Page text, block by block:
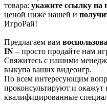
товара: укажите ссылку на
ценой ниже нашей и
ИгроРай!
Предлагаем вам
IN – просто продайте нам
Свяжитесь с нашими
выкупа ваших видеоигр.
По всем интересующим
проконсультируют и
квалифицированные